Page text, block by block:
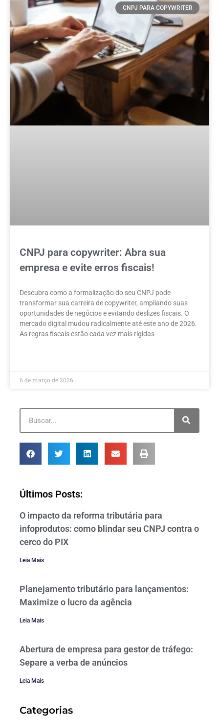
CNPJ PARA COPYWRITER
CNPJ para copywriter: Abra sua
empresa e evite erros fiscais!
Descubra como a formalização do seu CNPJ pode
transformar sua carreira de copywriter, ampliando suas
oportunidades de negócios e evitando deslizes fiscais. O
mercado digital mudou radicalmente até este ano de 2026.
As regras fiscais estão cada vez mais rígidas
6 de março de 2026
Últimos Posts:
O impacto da reforma tributária para
infoprodutos: como blindar seu CNPJ contra o
cerco do PIX
Leia Mais
Planejamento tributário para lançamentos:
Maximize o lucro da agência
Leia Mais
Abertura de empresa para gestor de tráfego:
Separe a verba de anúncios
Leia Mais
Categorias